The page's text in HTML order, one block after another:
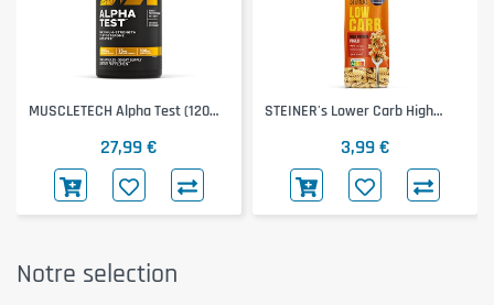
MUSCLETECH Alpha Test (120
27,99 €
STEINER's Lower Carb High
3,99 €
Notre selection